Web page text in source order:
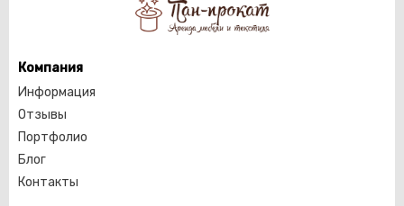
Компания
Информация
Отзывы
Портфолио
Блог
Контакты